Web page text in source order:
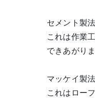
セメント製
これは作業
できあがり
マッケイ製
これはロー